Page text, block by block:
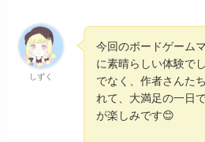
しずく
今回のボードゲーム
に素晴らしい体験で
でなく、作者さんた
れて、大満足の一日
が楽しみです😊